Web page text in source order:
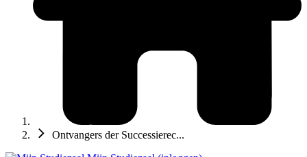
Ontvangers der Successierec...